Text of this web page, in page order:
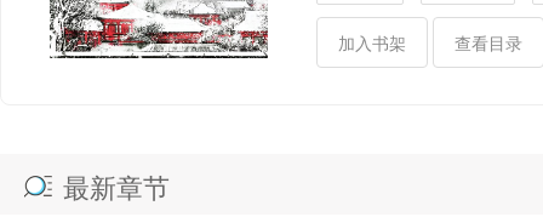
移除加入书架 查看目录
最新章节